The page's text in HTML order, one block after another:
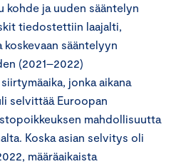
ja uuden sääntelyn
tiedostettiin laajalti,
sääntelyyn
(2021–2022)
jonka aikana
selvittää Euroopan
mahdollisuutta
Koska asian selvitys oli
määräaikaista